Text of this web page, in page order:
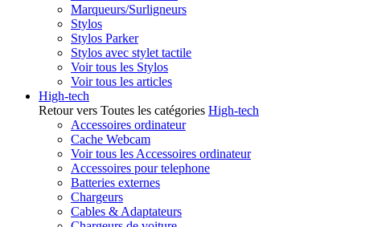
Marqueurs/Surligneurs
Stylos
Stylos Parker
Stylos avec stylet tactile
Voir tous les Stylos
Voir tous les articles
High-tech
Retour vers Toutes les catégories High-tech
Accessoires ordinateur
Cache Webcam
Voir tous les Accessoires ordinateur
Accessoires pour telephone
Batteries externes
Chargeurs
Cables & Adaptateurs